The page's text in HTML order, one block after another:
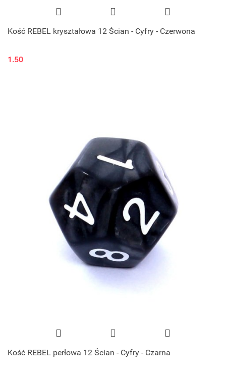
Kość REBEL kryształowa 12 Ścian - Cyfry - Czerwona
1.50
Kość REBEL perłowa 12 Ścian - Cyfry - Czarna